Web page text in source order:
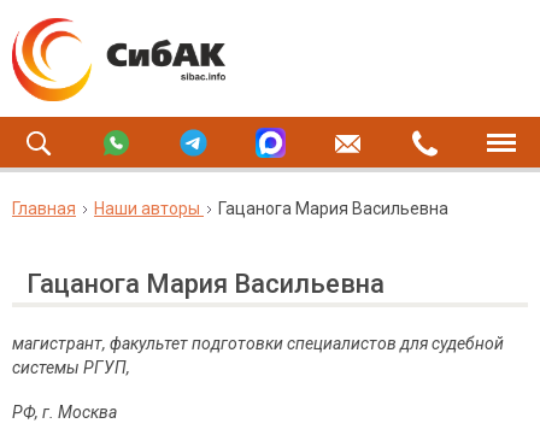
Главная Наши авторы Гацанога Мария Васильевна
Гацанога Мария Васильевна
магистрант, факультет подготовки специалистов для судебной
системы РГУП,
РФ, г. Москва